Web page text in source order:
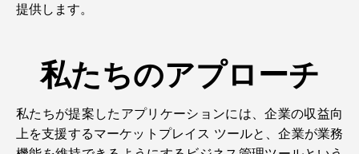
提供します。
私たちのアプローチ
私たちが提案したアプリケーションには、企業の収益向
上を支援するマーケットプレイス ツールと、企業が業務